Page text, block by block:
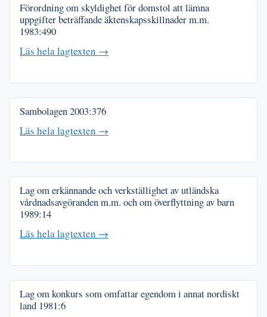
Förordning om skyldighet för domstol att lämna
uppgifter beträffande äktenskapsskillnader m.m.
1983:490
Läs hela lagtexten →
Sambolagen2003:376
Läs hela lagtexten →
Lag om erkännande och verkställighet av utländska
vårdnadsavgöranden m.m. och om överflyttning av barn
1989:14
Läs hela lagtexten →
Lag om konkurs som omfattar egendom i annat nordiskt
land 1981:6